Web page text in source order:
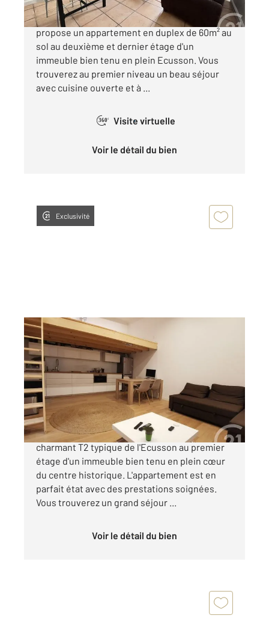
MONTPELLIER - ECUSSON Notre agence vous
propose un appartement en duplex de 60m² au
sol au deuxième et dernier étage d'un
immeuble bien tenu en plein Ecusson. Vous
trouverez au premier niveau un beau séjour
avec cuisine ouverte et à ...
360° Visite virtuelle
Voir le détail du bien
Exclusivité
MONTPELLIER 34
52,43 m2, 2 pièces
Ref : 54693
Appartement T2 à vendre
248 000 €
Montpellier - Ecusson Venez découvrir ce
charmant T2 typique de l'Ecusson au premier
étage d'un immeuble bien tenu en plein cœur
du centre historique. L'appartement est en
parfait état avec des prestations soignées.
Vous trouverez un grand séjour ...
Voir le détail du bien